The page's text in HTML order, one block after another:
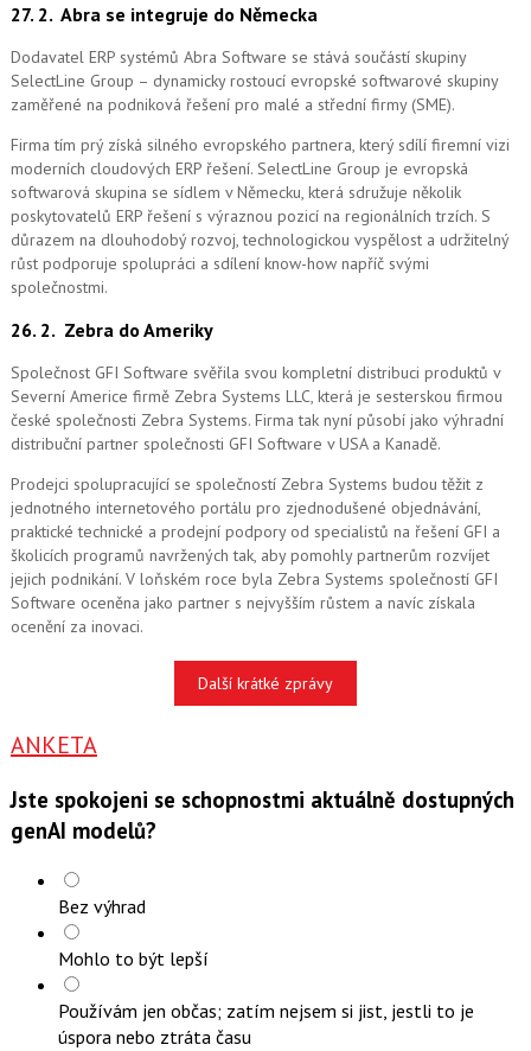
27. 2. Abra se integruje do Německa
Dodavatel ERP systémů Abra Software se stává součástí skupiny
SelectLine Group – dynamicky rostoucí evropské softwarové skupiny
zaměřené na podniková řešení pro malé a střední firmy (SME).
Firma tím prý získá silného evropského partnera, který sdílí firemní vizi
moderních cloudových ERP řešení. SelectLine Group je evropská
softwarová skupina se sídlem v Německu, která sdružuje několik
poskytovatelů ERP řešení s výraznou pozicí na regionálních trzích. S
důrazem na dlouhodobý rozvoj, technologickou vyspělost a udržitelný
růst podporuje spolupráci a sdílení know-how napříč svými
společnostmi.
26. 2. Zebra do Ameriky
Společnost GFI Software svěřila svou kompletní distribuci produktů v
Severní Americe firmě Zebra Systems LLC, která je sesterskou firmou
české společnosti Zebra Systems. Firma tak nyní působí jako výhradní
distribuční partner společnosti GFI Software v USA a Kanadě.
Prodejci spolupracující se společností Zebra Systems budou těžit z
jednotného internetového portálu pro zjednodušené objednávání,
praktické technické a prodejní podpory od specialistů na řešení GFI a
školicích programů navržených tak, aby pomohly partnerům rozvíjet
jejich podnikání. V loňském roce byla Zebra Systems společností GFI
Software oceněna jako partner s nejvyšším růstem a navíc získala
ocenění za inovaci.
Další krátké zprávy
ANKETA
Jste spokojeni se schopnostmi aktuálně dostupných
genAI modelů?
Bez výhrad
Mohlo to být lepší
Používám jen občas; zatím nejsem si jist, jestli to je
úspora nebo ztráta času